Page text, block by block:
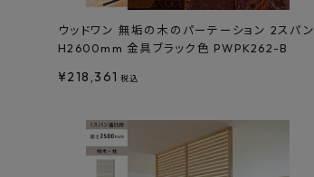
ウッドワン 無垢の木のパーテーション 2スパン
H2600mm 金具ブラック色 PWPK262-B
¥218,361 税込